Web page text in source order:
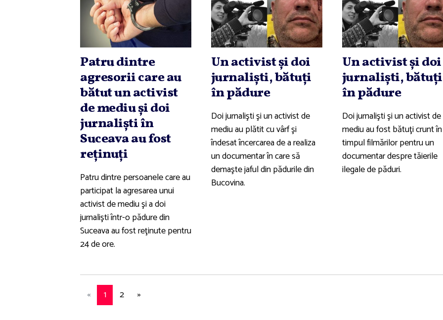
Patru dintre
agresorii care au
bătut un activist
de mediu şi doi
jurnalişti în
Suceava au fost
reţinuţi
Patru dintre persoanele care au
participat la agresarea unui
activist de mediu şi a doi
jurnalişti într-o pădure din
Suceava au fost reţinute pentru
24 de ore.
Un activist şi doi
jurnalişti, bătuţi
în pădure
Doi jurnalişti şi un activist de
mediu au plătit cu vârf şi
îndesat încercarea de a realiza
un documentar în care să
demaşte jaful din pădurile din
Bucovina.
Un activist şi doi
jurnalişti, bătuţi
în pădure
Doi jurnalişti şi un activist de
mediu au fost bătuţi crunt în
timpul filmărilor pentru un
documentar despre tăierile
ilegale de păduri.
« 1 2 »